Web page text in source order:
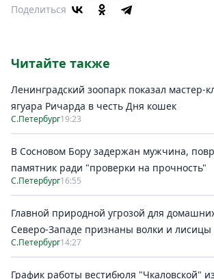
Поделиться
Читайте также
Ленинградский зоопарк показал мастер-
ягуара Ричарда в честь Дня кошек
С.Петербург19:23
В Сосновом Бору задержан мужчина,
памятник ради "проверки на прочность"
С.Петербург16:55
Главной природной угрозой для
Северо-Западе признаны волки и лисицы
С.Петербург14:27
График работы вестибюля "Чкаловской"